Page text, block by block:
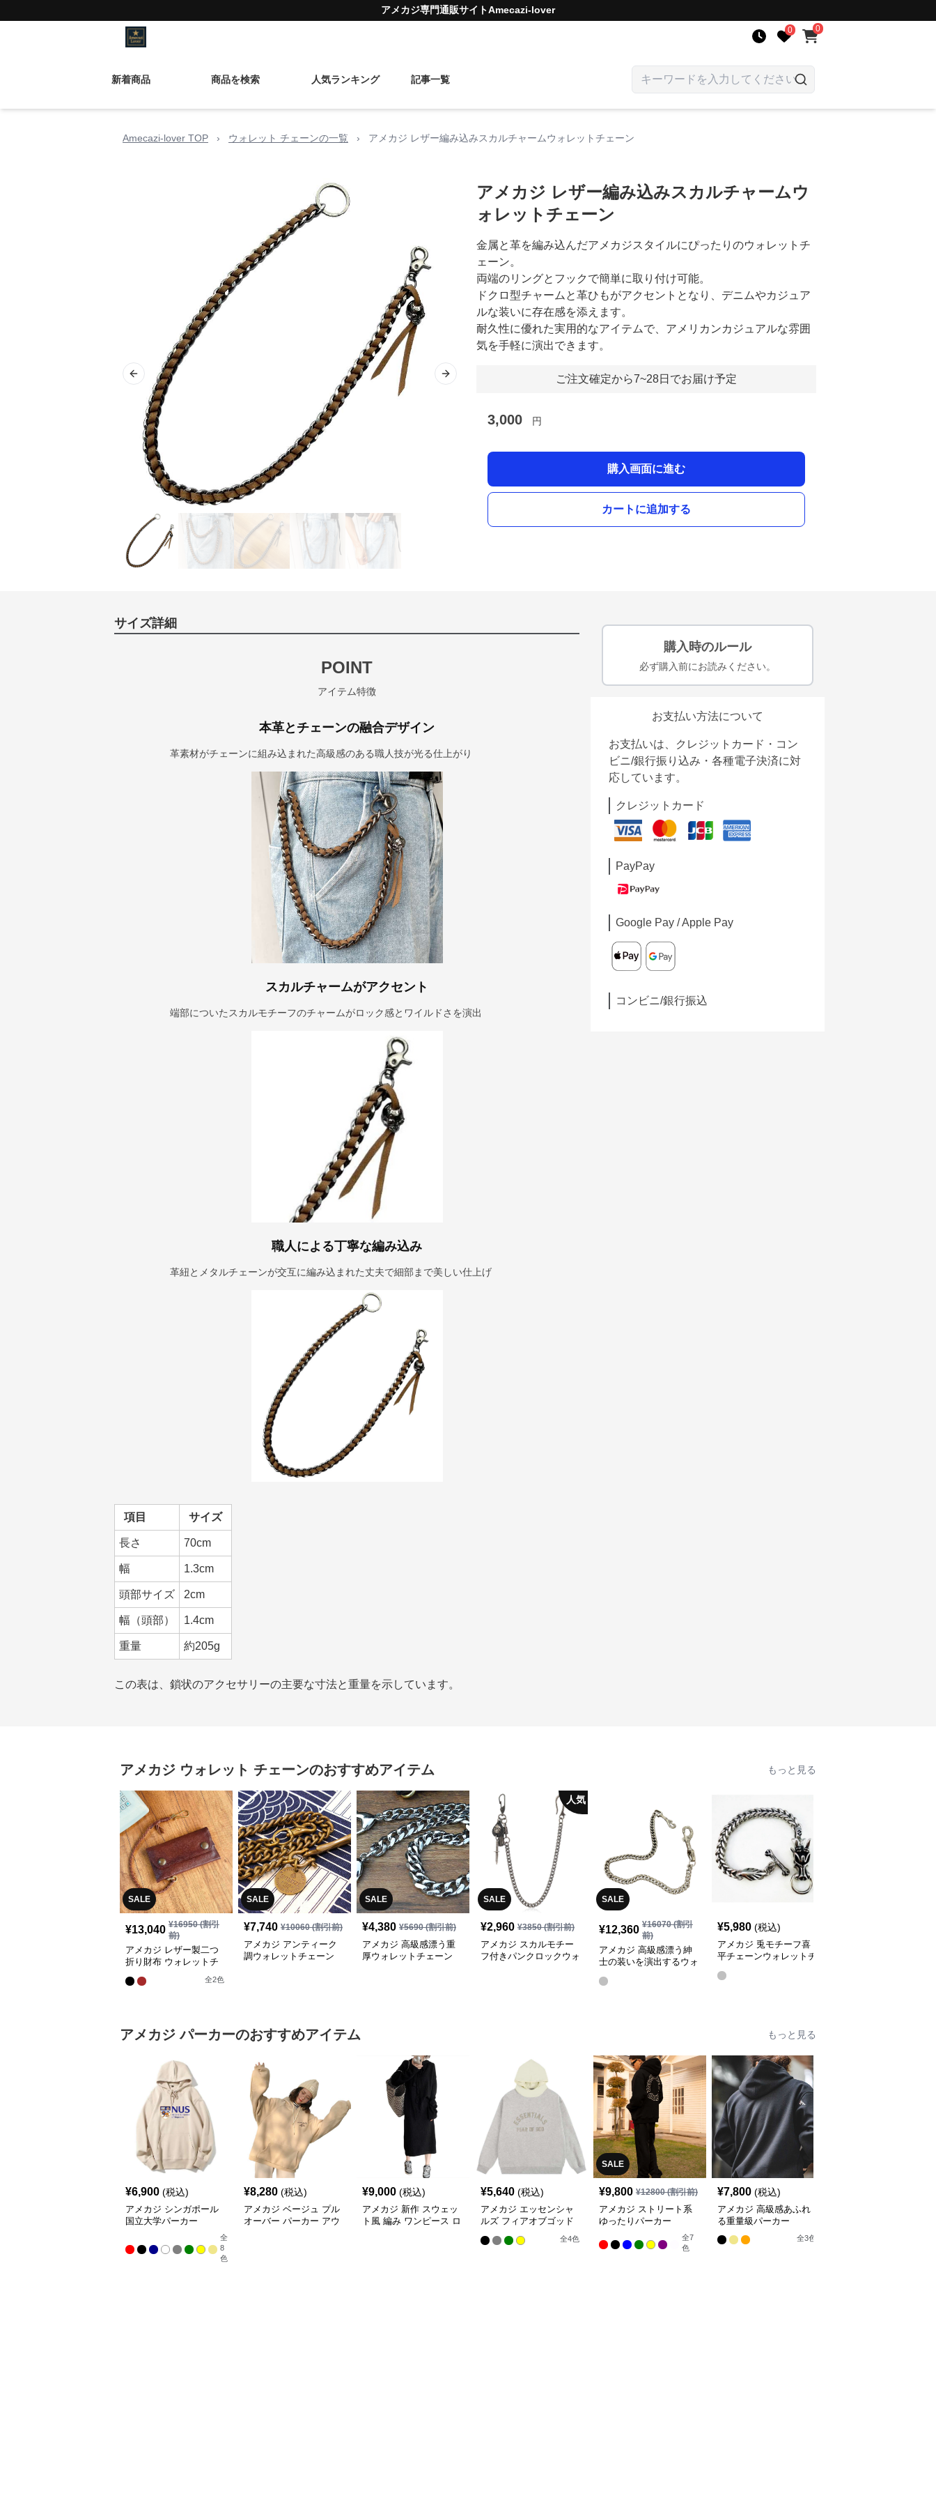
アメカジ専門通販サイトAmecazi-lover
0 0
新着商品 商品を検索 人気ランキング 記事一覧
Amecazi-lover TOP › ウォレット チェーンの一覧 › アメカジ レザー編み込みスカルチャームウォレットチェーン
Previous slide Next slide
アメカジ レザー編み込みスカルチャームウ
ォレットチェーン
金属と革を編み込んだアメカジスタイルにぴったりのウォレットチ
ェーン。
両端のリングとフックで簡単に取り付け可能。
ドクロ型チャームと革ひもがアクセントとなり、デニムやカジュア
ルな装いに存在感を添えます。
耐久性に優れた実用的なアイテムで、アメリカンカジュアルな雰囲
気を手軽に演出できます。
ご注文確定から7~28日でお届け予定
3,000 円
購入画面に進む
カートに追加する
サイズ詳細
POINT
アイテム特徴
本革とチェーンの融合デザイン
革素材がチェーンに組み込まれた高級感のある職人技が光る仕上がり
スカルチャームがアクセント
端部についたスカルモチーフのチャームがロック感とワイルドさを演出
職人による丁寧な編み込み
革紐とメタルチェーンが交互に編み込まれた丈夫で細部まで美しい仕上げ
項目 サイズ
長さ 70cm
幅 1.3cm
頭部サイズ 2cm
幅（頭部） 1.4cm
重量 約205g
この表は、鎖状のアクセサリーの主要な寸法と重量を示しています。
購入時のルール
必ず購入前にお読みください。
お支払い方法について
お支払いは、クレジットカード・コン
ビニ/銀行振り込み・各種電子決済に対
応しています。
クレジットカード
PayPay
Google Pay / Apple Pay
コンビニ/銀行振込
アメカジ ウォレット チェーンのおすすめアイテム もっと見る
SALE
¥13,040 ¥16950(割引
前)
アメカジ レザー製二つ
折り財布 ウォレットチ
全2色
SALE
¥7,740 ¥10060(割引前)
アメカジ アンティーク
調ウォレットチェーン
SALE
¥4,380 ¥5690(割引前)
アメカジ 高級感漂う重
厚ウォレットチェーン
SALE
人気
¥2,960 ¥3850(割引前)
アメカジ スカルモチー
フ付きパンクロックウォ
SALE
¥12,360 ¥16070(割引
前)
アメカジ 高級感漂う紳
士の装いを演出するウォ
¥5,980 (税込)
アメカジ 兎モチーフ喜
平チェーンウォレットチ
アメカジ パーカーのおすすめアイテム もっと見る
¥6,900 (税込)
アメカジ シンガポール
国立大学パーカー
全
8
色
¥8,280 (税込)
アメカジ ベージュ プル
オーバー パーカー アウ
¥9,000 (税込)
アメカジ 新作 スウェッ
ト風 編み ワンピース ロ
¥5,640 (税込)
アメカジ エッセンシャ
ルズ フィアオブゴッド
全4色
SALE
¥9,800 ¥12800(割引前)
アメカジ ストリート系
ゆったりパーカー
全7
色
¥7,800 (税込)
アメカジ 高級感あふれ
る重量級パーカー
全3色